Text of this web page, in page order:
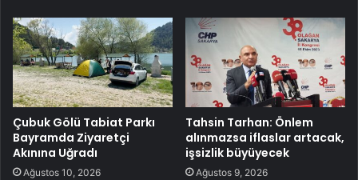
Çubuk Gölü Tabiat Parkı
Bayramda Ziyaretçi
Akınına Uğradı
Ağustos 10, 2026
Tahsin Tarhan: Önlem
alınmazsa iflaslar artacak,
işsizlik büyüyecek
Ağustos 9, 2026